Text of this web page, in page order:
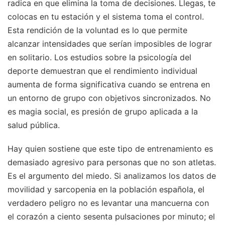
radica en que elimina la toma de decisiones. Llegas, te
colocas en tu estación y el sistema toma el control.
Esta rendición de la voluntad es lo que permite
alcanzar intensidades que serían imposibles de lograr
en solitario. Los estudios sobre la psicología del
deporte demuestran que el rendimiento individual
aumenta de forma significativa cuando se entrena en
un entorno de grupo con objetivos sincronizados. No
es magia social, es presión de grupo aplicada a la
salud pública.
Hay quien sostiene que este tipo de entrenamiento es
demasiado agresivo para personas que no son atletas.
Es el argumento del miedo. Si analizamos los datos de
movilidad y sarcopenia en la población española, el
verdadero peligro no es levantar una mancuerna con
el corazón a ciento sesenta pulsaciones por minuto; el